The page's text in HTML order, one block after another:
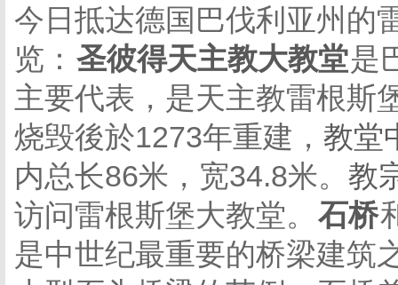
今日抵达德国巴伐利亚州的
览： 圣彼得天主教大教堂是
主要代表，是天主教雷根斯
烧毁後於1273年重建， 教堂
内总长86米，宽34.8米。 教
访问雷根斯堡大教堂。 石桥
是中世纪最重要的桥梁建筑